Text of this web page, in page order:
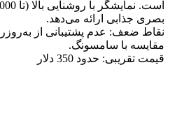
بصری جذابی ارائه می‌دهد.
نقاط ضعف: عدم پشتیبانی از
مقایسه با سامسونگ.
قیمت تقریبی: حدود 350 دلار